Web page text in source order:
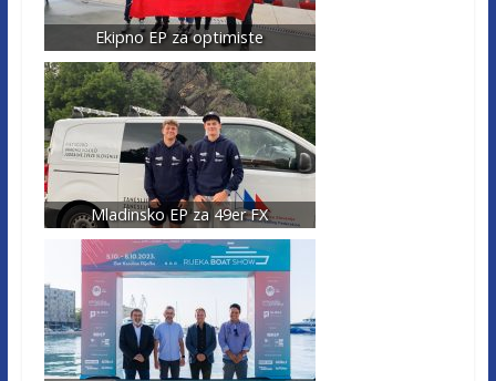
Ekipno EP za optimiste
Mladinsko EP za 49er FX